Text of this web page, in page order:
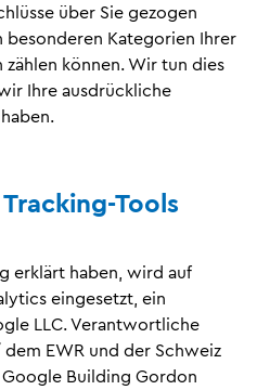
über Sie gezogen
Kategorien Ihrer
können. Wir tun dies
Ihre ausdrückliche
Tools
erklärt haben, wird auf
eingesetzt, ein
LLC. Verantwortliche
EWR und der Schweiz
Building Gordon